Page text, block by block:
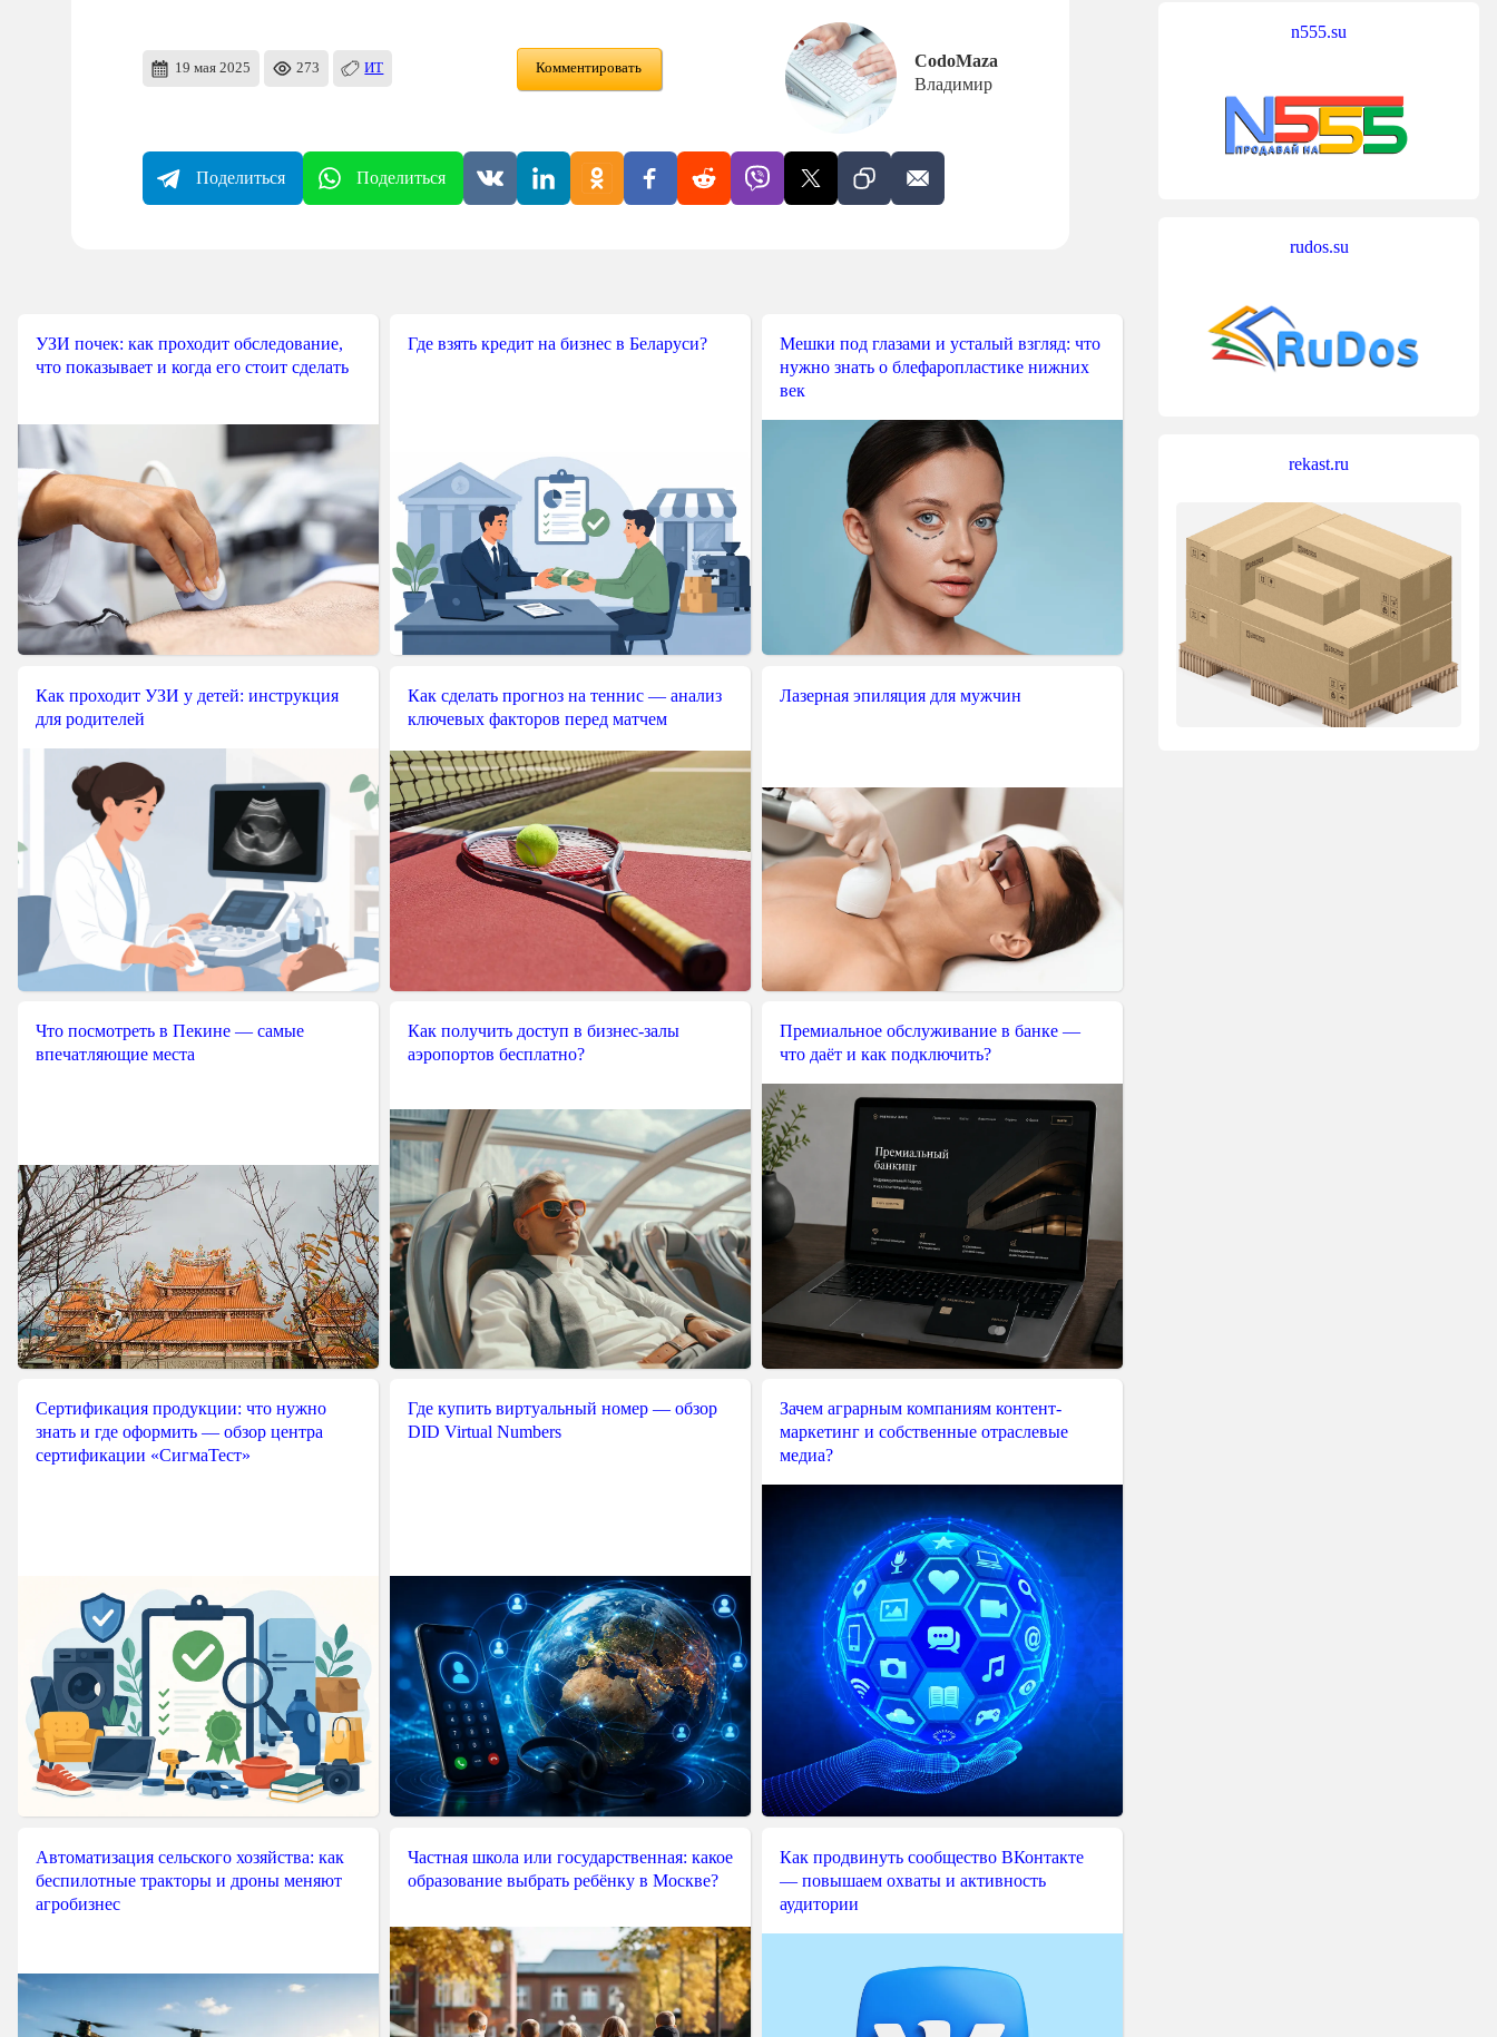
19 мая 2025 273 ИТ Комментировать
CodoMaza
Владимир
Поделиться Поделиться
УЗИ почек: как проходит обследование,
что показывает и когда его стоит сделать
Где взять кредит на бизнес в Беларуси?
Мешки под глазами и усталый взгляд: что
нужно знать о блефаропластике нижних
век
Как проходит УЗИ у детей: инструкция
для родителей
Как сделать прогноз на теннис — анализ
ключевых факторов перед матчем
Лазерная эпиляция для мужчин
Что посмотреть в Пекине — самые
впечатляющие места
Как получить доступ в бизнес-залы
аэропортов бесплатно?
Премиальное обслуживание в банке —
что даёт и как подключить?
Сертификация продукции: что нужно
знать и где оформить — обзор центра
сертификации «СигмаТест»
Где купить виртуальный номер — обзор
DID Virtual Numbers
Зачем аграрным компаниям контент-
маркетинг и собственные отраслевые
медиа?
Автоматизация сельского хозяйства: как
беспилотные тракторы и дроны меняют
агробизнес
Частная школа или государственная: какое
образование выбрать ребёнку в Москве?
Как продвинуть сообщество ВКонтакте
— повышаем охваты и активность
аудитории
n555.su
rudos.su
rekast.ru